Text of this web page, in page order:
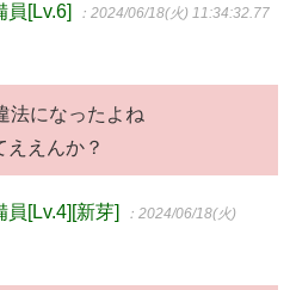
員[Lv.6] ：2024/06/18(火) 11:34:32.77
法になったよね
ええんか？
[Lv.4][新芽] ：2024/06/18(火)